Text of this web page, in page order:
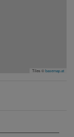
Tiles ©basemap.at